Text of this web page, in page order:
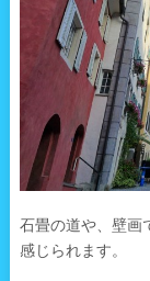
石畳の道や、壁画
感じられます。